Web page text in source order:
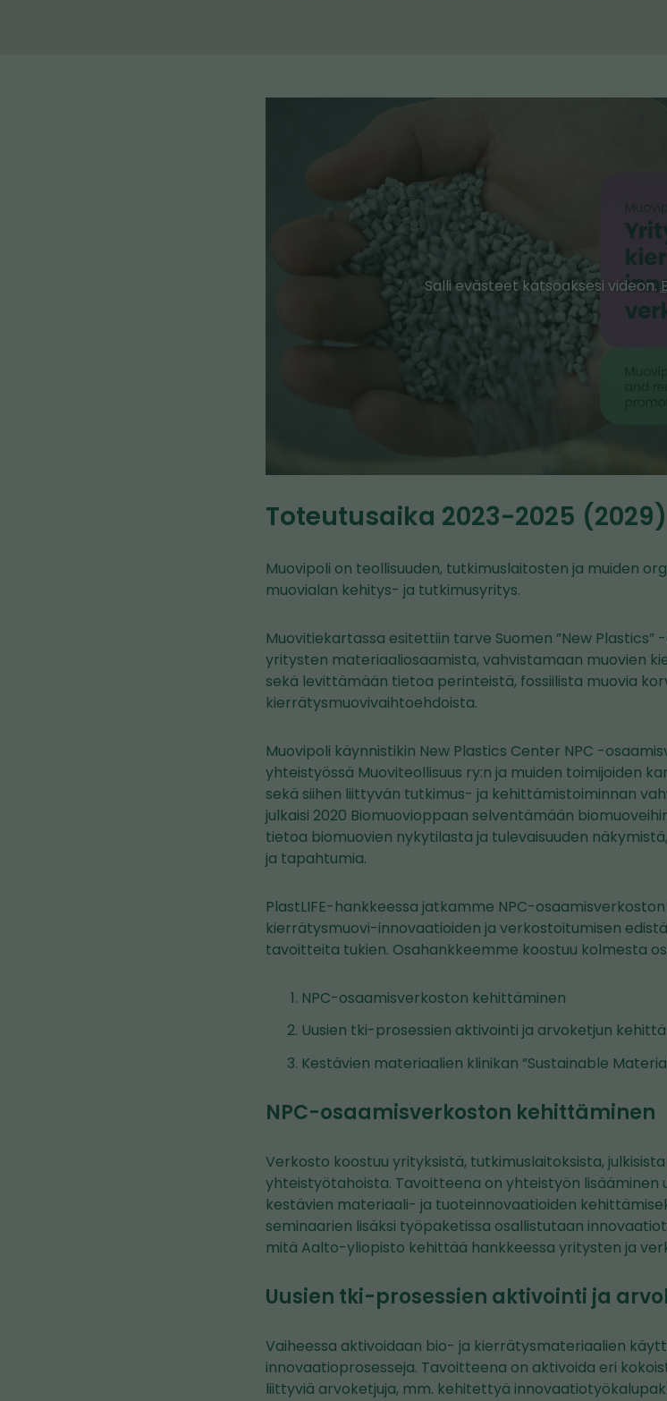
Salli evästeet katsoaksesi videon.
Toteutusaika 2023-2025 (2029)
Muovipoli on teollisuuden, tutkimuslaitosten ja muiden
muovialan kehitys- ja tutkimusyritys.
Muovitiekartassa esitettiin tarve Suomen ”New
yritysten materiaaliosaamista, vahvistamaan muovien
sekä levittämään tietoa perinteistä, fossiilista muovia
kierrätysmuovivaihtoehdoista.
Muovipoli käynnistikin New Plastics Center NPC -
yhteistyössä Muoviteollisuus ry:n ja muiden toimijoiden
sekä siihen liittyvän tutkimus- ja kehittämistoiminnan
julkaisi 2020 Biomuovioppaan selventämään
tietoa biomuovien nykytilasta ja tulevaisuuden
ja tapahtumia.
PlastLIFE-hankkeessa jatkamme NPC-
kierrätysmuovi-innovaatioiden ja verkostoitumisen
tavoitteita tukien. Osahankkeemme koostuu kolmesta
NPC-osaamisverkoston kehittäminen
Uusien tki-prosessien aktivointi ja arvoketjun
Kestävien materiaalien klinikan ”Sustainable
NPC-osaamisverkoston kehittäminen
Verkosto koostuu yrityksistä, tutkimuslaitoksista,
yhteistyötahoista. Tavoitteena on yhteistyön
kestävien materiaali- ja tuoteinnovaatioiden
seminaarien lisäksi työpaketissa osallistutaan
mitä Aalto-yliopisto kehittää hankkeessa yritysten ja
Uusien tki-prosessien aktivointi ja
Vaiheessa aktivoidaan bio- ja kierrätysmateriaalien
innovaatioprosesseja. Tavoitteena on aktivoida eri
liittyviä arvoketjuja, mm. kehitettyä